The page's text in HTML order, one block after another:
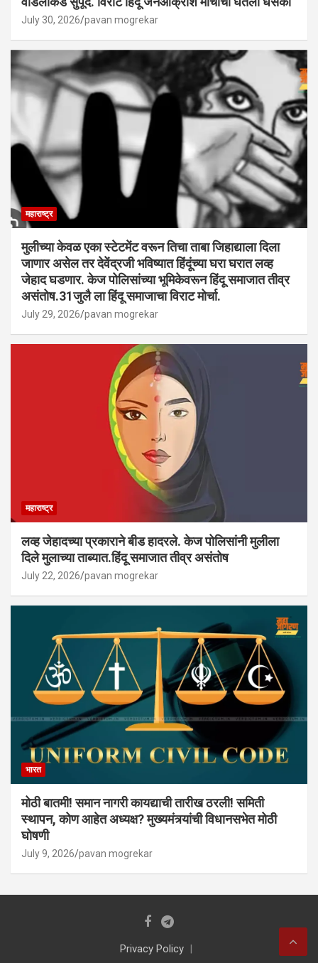
July 30, 2026 pavan mogrekar
महाराष्ट्र
मुलीच्या केवळ एका स्टेटमेंट वरून तिचा ताबा जिहाद्याला दिला
जाणार असेल तर देवेंद्रजी भविष्यात हिंदूंच्या घरा घरात लव्ह
जेहाद घडणार. केज पोलिसांच्या भूमिकेवरून हिंदू समाजात तीव्र
असंतोष.31जुलै ला हिंदू समाजाचा विराट मोर्चा.
July 29, 2026 pavan mogrekar
महाराष्ट्र
लव्ह जेहादच्या प्रकाराने बीड हादरले. केज पोलिसांनी मुलीला
दिले मुलाच्या ताब्यात.हिंदू समाजात तीव्र असंतोष
July 22, 2026 pavan mogrekar
भारत
मोठी बातमी! समान नागरी कायद्याची तारीख ठरली! समिती
स्थापन, कोण आहेत अध्यक्ष? मुख्यमंत्र्यांची विधानसभेत मोठी
घोषणी
July 9, 2026 pavan mogrekar
Privacy Policy